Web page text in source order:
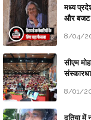
मध्य
और बजट
8/04/
सीएम
8/01/
दतिया में